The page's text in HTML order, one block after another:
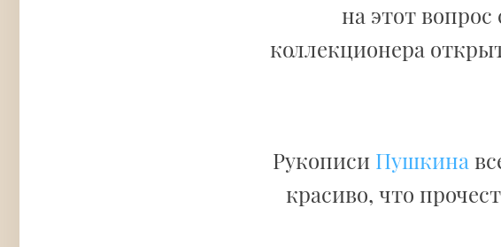
на этот
коллекционера
Рукописи Пушкина
красиво, что